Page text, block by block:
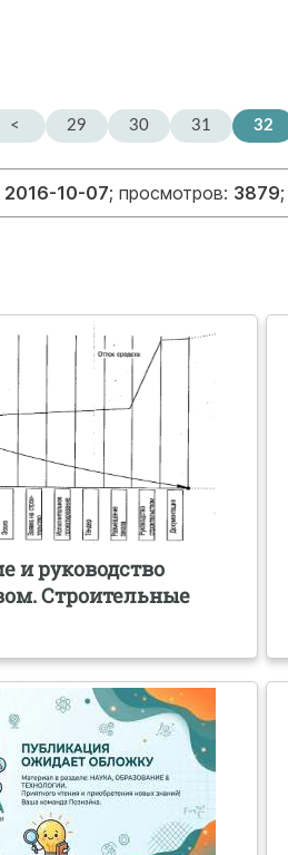
< 29 30 31 32
2016-10-07; просмотров: 3879;
и руководство
Строительные